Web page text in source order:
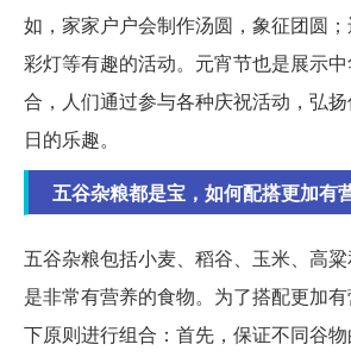
如，家家户户会制作汤圆，象征团圆
彩灯等有趣的活动。元宵节也是展示
合，人们通过参与各种庆祝活动，弘
日的乐趣。
五谷杂粮都是宝，如何配搭更加有
五谷杂粮包括小麦、稻谷、玉米、高
是非常有营养的食物。为了搭配更加
下原则进行组合：首先，保证不同谷